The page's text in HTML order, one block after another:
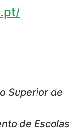
Superior de
de Escolas